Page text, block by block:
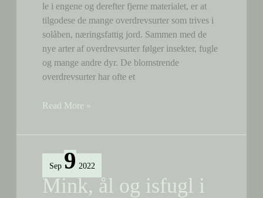
le i engene og derefter fjerne materialet, er at
tilgodese de mange overdrevsurter som trives i
solåben, næringsfattig jord. Sammen med de
nye arter af overdrevsurter følger insekter, fugle
og mange andre dyr. De blomstrende
overdrevsurter har ofte et
Høslæt
overstået
Sommerfugleengen
Read More »
Sep 9 2022
Mink, ål og isfugl i